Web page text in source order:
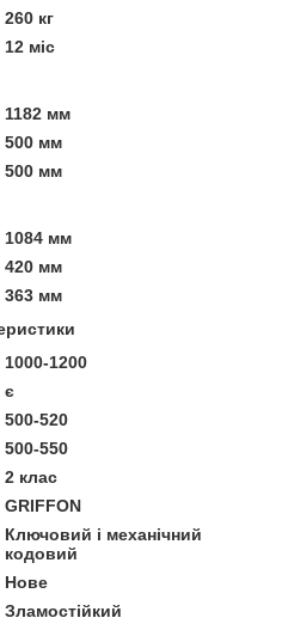
260 кг
12 міс
1182 мм
500 мм
500 мм
1084 мм
420 мм
363 мм
1000-1200
є
500-520
500-550
2 клас
GRIFFON
Ключовий і механічний
кодовий
Нове
Зламостійкий